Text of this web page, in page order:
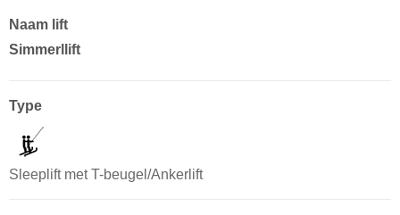
Naam lift
Simmerllift
Type
Sleeplift met T-beugel/Ankerlift